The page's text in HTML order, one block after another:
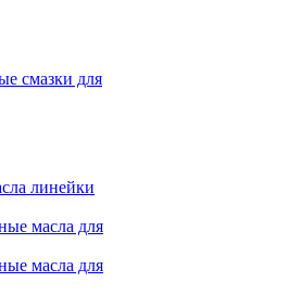
смазки для
линейки
масла для
масла для